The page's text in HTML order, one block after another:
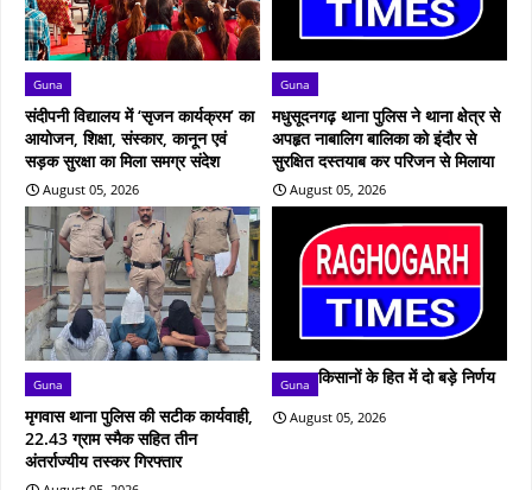
Guna
संदीपनी विद्यालय में ‘सृजन कार्यक्रम’ का
आयोजन, शिक्षा, संस्कार, कानून एवं
सड़क सुरक्षा का मिला समग्र संदेश
August 05, 2026
Guna
मधुसूदनगढ़ थाना पुलिस ने थाना क्षेत्र से
अपहृत नाबालिग बालिका को इंदौर से
सुरक्षित दस्तयाब कर परिजन से मिलाया
August 05, 2026
Guna
मृगवास थाना पुलिस की सटीक कार्यवाही,
22.43 ग्राम स्मैक सहित तीन
अंतर्राज्यीय तस्कर गिरफ्तार
Guna किसानों के हित में दो बड़े निर्णय
August 05, 2026